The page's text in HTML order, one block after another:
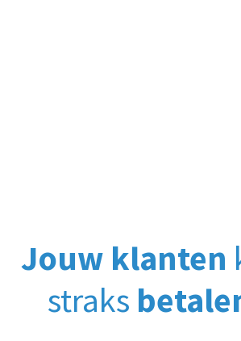
Jouw klanten
straks